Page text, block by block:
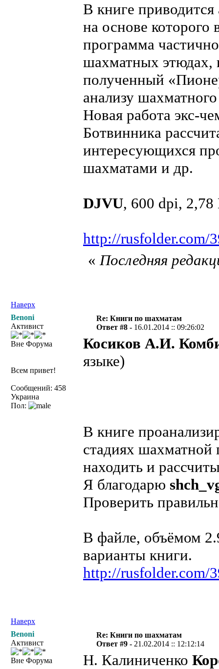
В книге
на основе
программа
шахматных этюдах,
полученный
анализу
Новая работа экс-
Ботвинника
интересующихся
шахматами и др.
DJVU, 600 dpi,
http://rusfolder.com/
Наверх
«Последняя
Benoni
Активист
Вне Форума
Всем привет!
Сообщений: 458
Украина
Пол:
Re: Книги по шахматам
Ответ #8 - 16.01.2014 :: 09:26:02
Косиков А.И.
языке)
В книге
стадиях шахматной
находить и
Я благодарю
Проверить
В файле, объёмом
варианты книги.
http://rusfolder.com/
Наверх
Benoni
Активист
Вне Форума
Re: Книги по шахматам
Ответ #9 - 21.02.2014 :: 12:12:14
Н. Калиниченко